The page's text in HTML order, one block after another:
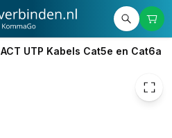
ACT UTP Kabels Cat5e en Cat6a